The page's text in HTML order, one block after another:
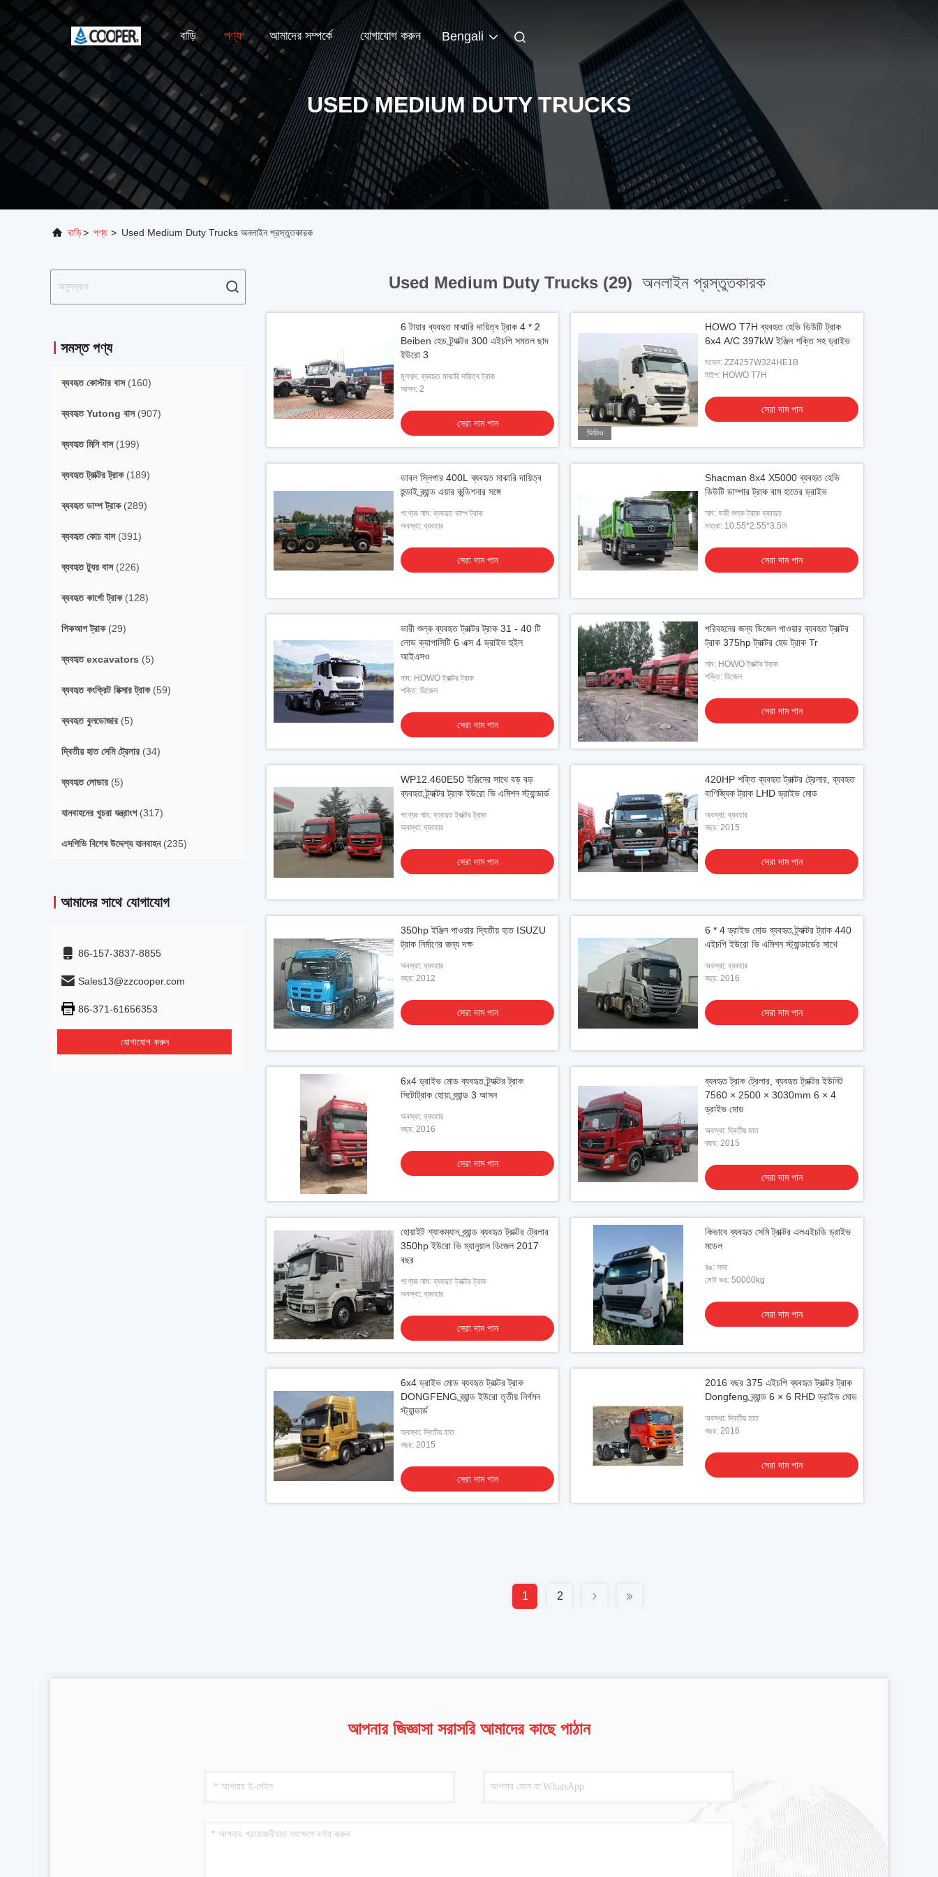
বাড়ি পণ্য আমাদের সম্পর্কে যোগাযোগ করুন Bengali
USED MEDIUM DUTY TRUCKS
বাড়ি> পণ্য > Used Medium Duty Trucks অনলাইন প্রস্তুতকারক
সমস্ত পণ্য
ব্যবহৃত কোস্টার বাস(160)
ব্যবহৃত Yutong বাস(907)
ব্যবহৃত মিনি বাস(199)
ব্যবহৃত ট্রাক্টর ট্রাক(189)
ব্যবহৃত ডাম্প ট্রাক(289)
ব্যবহৃত কোচ বাস(391)
ব্যবহৃত ট্যুর বাস(226)
ব্যবহৃত কার্গো ট্রাক(128)
পিকআপ ট্রাক(29)
ব্যবহৃত excavators (5)
ব্যবহৃত কংক্রিট মিক্সার ট্রাক(59)
ব্যবহৃত বুলডোজার (5)
দ্বিতীয় হাত সেমি ট্রেলার (34)
ব্যবহৃত লোডার (5)
যানবাহনের খুচরা যন্ত্রাংশ(317)
এসপিভি বিশেষ উদ্দেশ্য যানবাহন(235)
আমাদের সাথে যোগাযোগ
86-157-3837-8855
Sales13@zzcooper.com
86-371-61656353
যোগাযোগ করুন
Used Medium Duty Trucks (29) অনলাইন প্রস্তুতকারক
6 টায়ার ব্যবহৃত মাঝারি দায়িত্ব ট্রাক 4 * 2
Beiben হেড ট্র্যাক্টর 300 এইচপি সমতল ছাদ
ইউরো 3
মূলশব্দ: ব্যবহৃত মাঝারি দায়িত্ব ট্রাক
আসন: 2
সেরা দাম পান
ভিডিও
HOWO T7H ব্যবহৃত হেভি ডিউটি ​​ট্রাক
6x4 A/C 397kW ইঞ্জিন শক্তি সহ ড্রাইভ
মডেল: ZZ4257W324HE1B
টাইপ: HOWO T7H
সেরা দাম পান
ডাবল স্লিপার 400L ব্যবহৃত মাঝারি দায়িত্ব
হুন্ডাই ব্র্যান্ড এয়ার কন্ডিশনার সঙ্গে
পণ্যের নাম: ব্যবহৃত ডাম্প ট্রাক
অবস্থা: ব্যবহার
সেরা দাম পান
Shacman 8x4 X5000 ব্যবহৃত হেভি
ডিউটি ​​ডাম্পার ট্রাক বাম হাতের ড্রাইভ
নাম: ভারী শুল্ক ট্রাক ব্যবহৃত
মাত্রা: 10.55*2.55*3.5মি
সেরা দাম পান
ভারী শুল্ক ব্যবহৃত ট্রাক্টর ট্রাক 31 - 40 টি
লোড ক্যাপাসিটি 6 এক্স 4 ড্রাইভ হুইল
আইএসও
নাম: HOWO ট্রাক্টর ট্রাক
শক্তি: ডিজেল
সেরা দাম পান
পরিবহনের জন্য ডিজেল পাওয়ার ব্যবহৃত ট্রাক্টর
ট্রাক 375hp ট্রাক্টর হেড ট্রাক Tr
নাম: HOWO ট্রাক্টর ট্রাক
শক্তি: ডিজেল
সেরা দাম পান
WP12.460E50 ইঞ্জিনের সাথে বড় বড়
ব্যবহৃত ট্র্যাক্টর ট্রাক ইউরো ভি এমিশন স্ট্যান্ডার্ড
পণ্যের নাম: ব্যবহৃত ট্রাক্টর ট্রাক
অবস্থা: ব্যবহার
সেরা দাম পান
420HP শক্তি ব্যবহৃত ট্রাক্টর ট্রেলার, ব্যবহৃত
বাণিজ্যিক ট্রাক LHD ড্রাইভ মোড
অবস্থা: ব্যবহার
বছর: 2015
সেরা দাম পান
350hp ইঞ্জিন পাওয়ার দ্বিতীয় হাত ISUZU
ট্রাক নির্মাণের জন্য দক্ষ
অবস্থা: ব্যবহার
বছর: 2012
সেরা দাম পান
6 * 4 ড্রাইভ মোড ব্যবহৃত ট্র্যাক্টর ট্রাক 440
এইচপি ইউরো ভি এমিশন স্ট্যান্ডার্ডের সাথে
অবস্থা: ব্যবহার
বছর: 2016
সেরা দাম পান
6x4 ড্রাইভ মোড ব্যবহৃত ট্র্যাক্টর ট্রাক
সিটোট্রাক হোয়া ব্র্যান্ড 3 আসন
অবস্থা: ব্যবহার
বছর: 2016
সেরা দাম পান
ব্যবহৃত ট্রাক ট্রেলার, ব্যবহৃত ট্রাক্টর ইউনিট
7560 × 2500 × 3030mm 6 × 4
ড্রাইভ মোড
অবস্থা: দ্বিতীয় হাত
বছর: 2015
সেরা দাম পান
হোয়াইট শ্যাকম্যান ব্র্যান্ড ব্যবহৃত ট্রাক্টর ট্রেলার
350hp ইউরো ভি ম্যানুয়াল ডিজেল 2017
বছর
পণ্যের নাম: ব্যবহৃত ট্রাক্টর ট্রাক
অবস্থা: ব্যবহার
সেরা দাম পান
কিভাবে ব্যবহৃত সেমি ট্রাক্টর এলএইচডি ড্রাইভ
মডেল
রঙ: সাদা
মোট ভর: 50000kg
সেরা দাম পান
6x4 ড্রাইভ মোড ব্যবহৃত ট্রাক্টর ট্রাক
DONGFENG ব্র্যান্ড ইউরো তৃতীয় নির্গমন
স্ট্যান্ডার্ড
অবস্থা: দ্বিতীয় হাত
বছর: 2015
সেরা দাম পান
2016 বছর 375 এইচপি ব্যবহৃত ট্রাক্টর ট্রাক
Dongfeng ব্র্যান্ড 6 × 6 RHD ড্রাইভ মোড
অবস্থা: দ্বিতীয় হাত
বছর: 2016
সেরা দাম পান
1 2
আপনার জিজ্ঞাসা সরাসরি আমাদের কাছে পাঠান